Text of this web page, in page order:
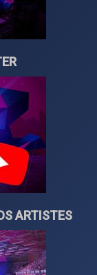
ARTISTES